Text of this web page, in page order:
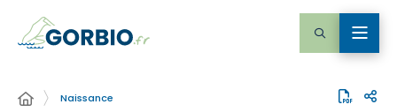
Naissance